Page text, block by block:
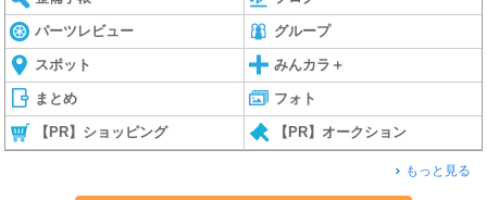
パーツレビュー グループ
スポット みんカラ＋
まとめ フォト
【PR】ショッピング 【PR】オークション
もっと見る